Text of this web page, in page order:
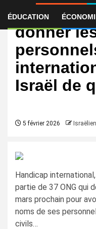
ÉDUCATION
« Nous
donner
Israël de
5 février 2026 Israëlien
Handicap
partie de 37 ONG qui
mars prochain pour
noms de ses
civils…